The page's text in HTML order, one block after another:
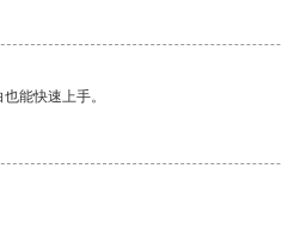
能快速上手。